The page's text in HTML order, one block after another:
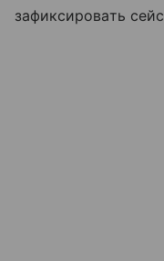
зафиксировать